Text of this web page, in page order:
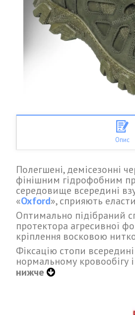
Опис
Полегшені, демісезонні
фінішним гідрофобним
середовище всередині
«Oxford», сприяють
Оптимально підібраний
протектора агресивної
кріплення восковою
Фіксацію стопи
нормальному кровообігу
нижче